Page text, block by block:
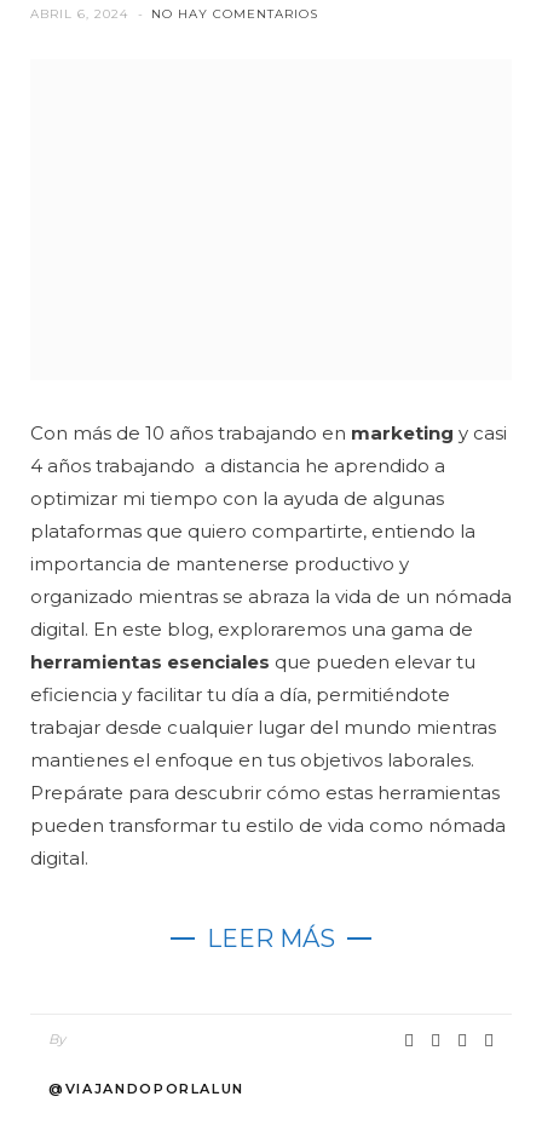
ABRIL 6, 2024 NO HAY COMENTARIOS
Con más de 10 años trabajando en marketing y casi
4 años trabajando a distancia he aprendido a
optimizar mi tiempo con la ayuda de algunas
plataformas que quiero compartirte, entiendo la
importancia de mantenerse productivo y
organizado mientras se abraza la vida de un nómada
digital. En este blog, exploraremos una gama de
herramientas esenciales que pueden elevar tu
eficiencia y facilitar tu día a día, permitiéndote
trabajar desde cualquier lugar del mundo mientras
mantienes el enfoque en tus objetivos laborales.
Prepárate para descubrir cómo estas herramientas
pueden transformar tu estilo de vida como nómada
digital.
LEER MÁS
By
@VIAJANDOPORLALUN